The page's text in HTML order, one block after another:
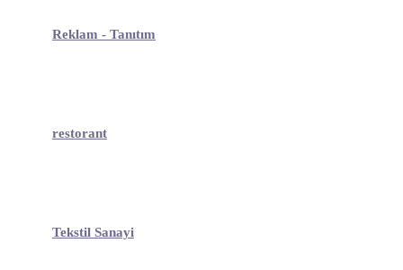
Reklam - Tanıtım
restorant
Tekstil Sanayi